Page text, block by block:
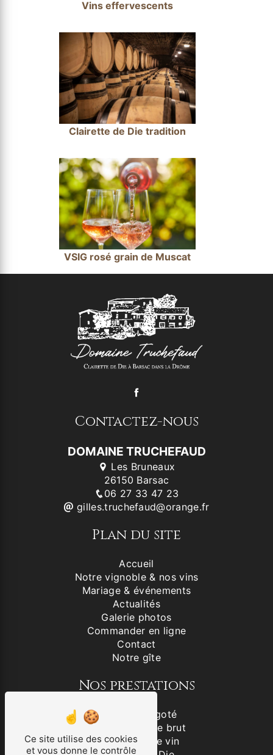
Vins effervescents
Clairette de Die tradition
VSIG rosé grain de Muscat
Contactez-nous
DOMAINE TRUCHEFAUD
Les Bruneaux
26150 Barsac
06 27 33 47 23
gilles.truchefaud@orange.fr
Plan du site
Accueil
Notre vignoble & nos vins
Mariage & événements
Actualités
Galerie photos
Commander en ligne
Contact
Notre gîte
Nos prestations
Vin blanc aligoté
Clairette de Die brut
Producteur de vin
Ce site utilise des cookies
et vous donne le contrôle